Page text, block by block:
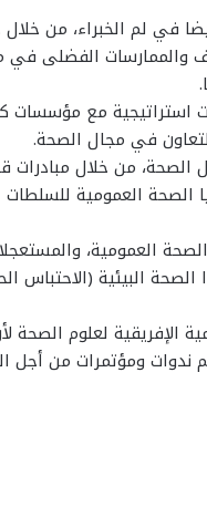
في لم الخبراء، من
والممارسات الفضلى في
استراتيجية مع مؤسسات
في مجال الصحة.
من خلال مبادرات
العمومية للسلطات
العمومية،
البيئية (الاحتباس
الإفريقية لعلوم
ندوات ومؤتمرات من